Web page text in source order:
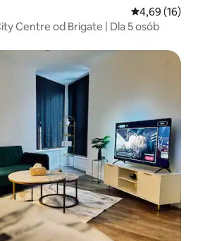
Średnia
4,69 (16)
Centre od Brigate | Dla 5 osób